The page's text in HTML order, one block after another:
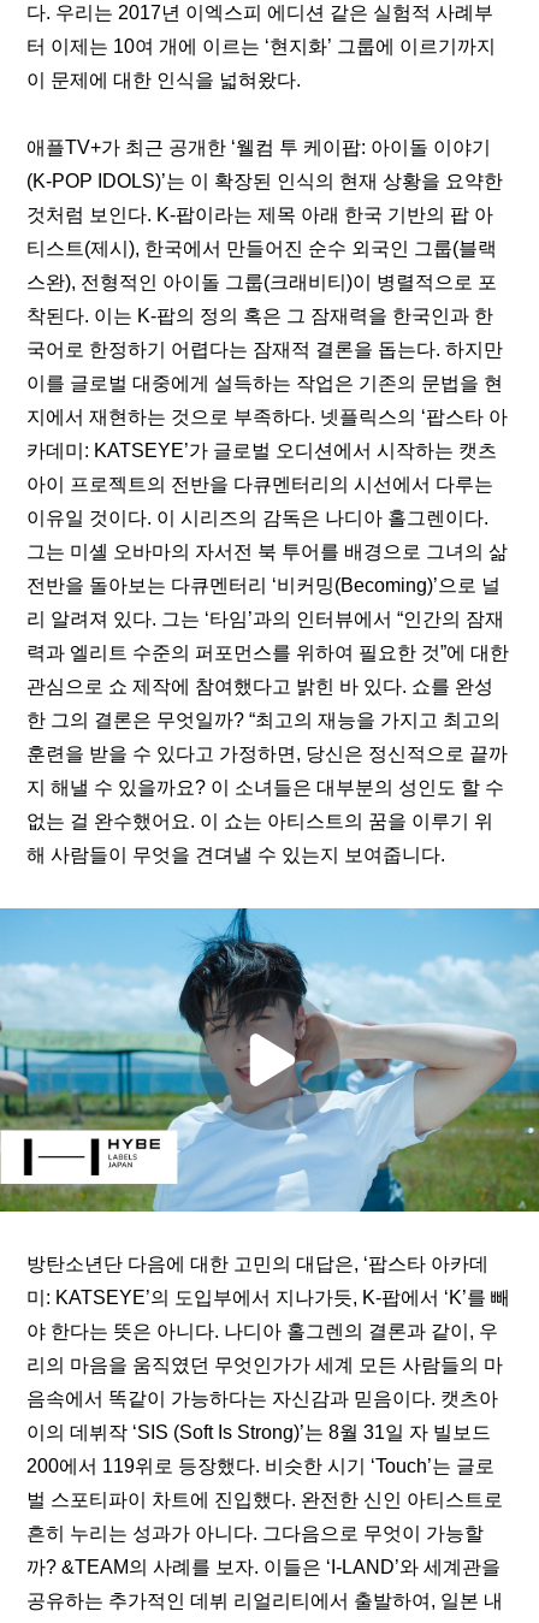
다. 우리는 2017년 이엑스피 에디션 같은 실험적 사례부
터 이제는 10여 개에 이르는 ‘현지화’ 그룹에 이르기까지
이 문제에 대한 인식을 넓혀왔다.
애플TV+가 최근 공개한 ‘웰컴 투 케이팝: 아이돌 이야기
(K-POP IDOLS)’는 이 확장된 인식의 현재 상황을 요약한
것처럼 보인다. K-팝이라는 제목 아래 한국 기반의 팝 아
티스트(제시), 한국에서 만들어진 순수 외국인 그룹(블랙
스완), 전형적인 아이돌 그룹(크래비티)이 병렬적으로 포
착된다. 이는 K-팝의 정의 혹은 그 잠재력을 한국인과 한
국어로 한정하기 어렵다는 잠재적 결론을 돕는다. 하지만
이를 글로벌 대중에게 설득하는 작업은 기존의 문법을 현
지에서 재현하는 것으로 부족하다. 넷플릭스의 ‘팝스타 아
카데미: KATSEYE’가 글로벌 오디션에서 시작하는 캣츠
아이 프로젝트의 전반을 다큐멘터리의 시선에서 다루는
이유일 것이다. 이 시리즈의 감독은 나디아 홀그렌이다.
그는 미셸 오바마의 자서전 북 투어를 배경으로 그녀의 삶
전반을 돌아보는 다큐멘터리 ‘비커밍(Becoming)’으로 널
리 알려져 있다. 그는 ‘타임’과의 인터뷰에서 “인간의 잠재
력과 엘리트 수준의 퍼포먼스를 위하여 필요한 것”에 대한
관심으로 쇼 제작에 참여했다고 밝힌 바 있다. 쇼를 완성
한 그의 결론은 무엇일까? “최고의 재능을 가지고 최고의
훈련을 받을 수 있다고 가정하면, 당신은 정신적으로 끝까
지 해낼 수 있을까요? 이 소녀들은 대부분의 성인도 할 수
없는 걸 완수했어요. 이 쇼는 아티스트의 꿈을 이루기 위
해 사람들이 무엇을 견뎌낼 수 있는지 보여줍니다.
방탄소년단 다음에 대한 고민의 대답은, ‘팝스타 아카데
미: KATSEYE’의 도입부에서 지나가듯, K-팝에서 ‘K’를 빼
야 한다는 뜻은 아니다. 나디아 홀그렌의 결론과 같이, 우
리의 마음을 움직였던 무엇인가가 세계 모든 사람들의 마
음속에서 똑같이 가능하다는 자신감과 믿음이다. 캣츠아
이의 데뷔작 ‘SIS (Soft Is Strong)’는 8월 31일 자 빌보드
200에서 119위 로 등장했다. 비슷한 시기 ‘Touch’는 글로
벌 스포티파이 차트에 진입했다. 완전한 신인 아티스트로
흔히 누리는 성과가 아니다. 그다음으로 무엇이 가능할
까? &TEAM의 사례를 보자. 이들은 ‘I-LAND’와 세계관을
공유하는 추가적인 데뷔 리얼리티에서 출발하여, 일본 내